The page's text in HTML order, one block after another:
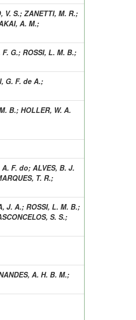
V. S.; ZANETTI, M. R.;
A. M.;
G.; ROSSI, L. M. B.;
G. F. de A.;
B.; HOLLER, W. A.
A. F. do; ALVES, B. J.
T. R.;
J. A.; ROSSI, L. M. B.;
S. S.;
A. H. B. M.;